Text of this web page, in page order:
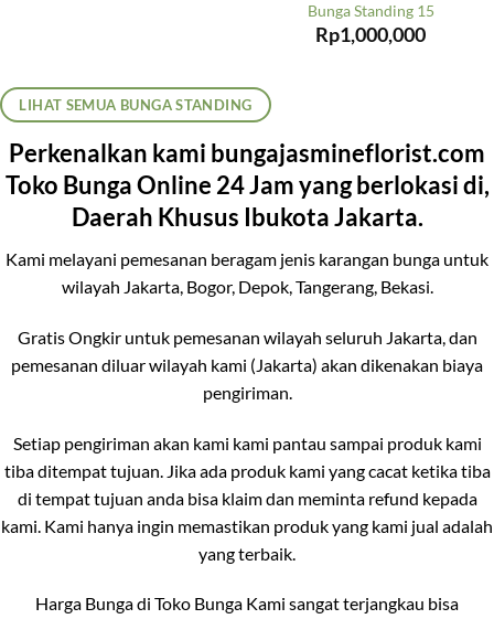
Bunga Standing 15
Rp1,000,000
LIHAT SEMUA BUNGA STANDING
Perkenalkan kami bungajasmineflorist.com
Toko Bunga Online 24 Jam yang berlokasi di,
Daerah Khusus Ibukota Jakarta.
Kami melayani pemesanan beragam jenis karangan bunga untuk
wilayah Jakarta, Bogor, Depok, Tangerang, Bekasi.
Gratis Ongkir untuk pemesanan wilayah seluruh Jakarta, dan
pemesanan diluar wilayah kami (Jakarta) akan dikenakan biaya
pengiriman.
Setiap pengiriman akan kami kami pantau sampai produk kami
tiba ditempat tujuan. Jika ada produk kami yang cacat ketika tiba
di tempat tujuan anda bisa klaim dan meminta refund kepada
kami. Kami hanya ingin memastikan produk yang kami jual adalah
yang terbaik.
Harga Bunga di Toko Bunga Kami sangat terjangkau bisa